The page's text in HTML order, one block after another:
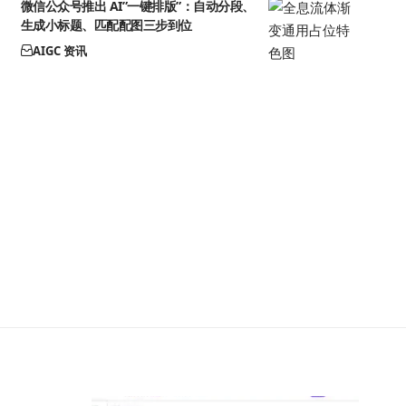
微信公众号推出 AI”一键排版”：自动分段、
生成小标题、匹配配图三步到位
AIGC 资讯